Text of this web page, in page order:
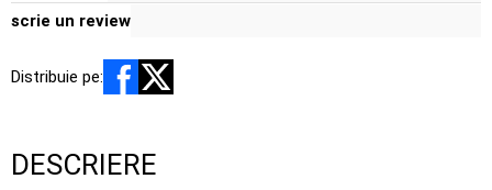
scrie un review
Distribuie pe:
DESCRIERE